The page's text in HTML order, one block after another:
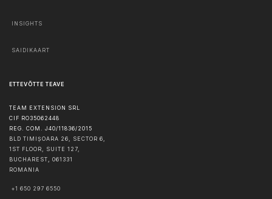
INSIGHTS
SAIDIKAART
ETTEVÕTTE TEAVE
TEAM EXTENSION SRL
CIF RO35062448
REG. COM. J40/11836/2015
BLD TIMIȘOARA 26, SECTOR 6,
1ST FLOOR, SUITE 127,
BUCHAREST, 061331
ROMANIA
+1 650 297 6550